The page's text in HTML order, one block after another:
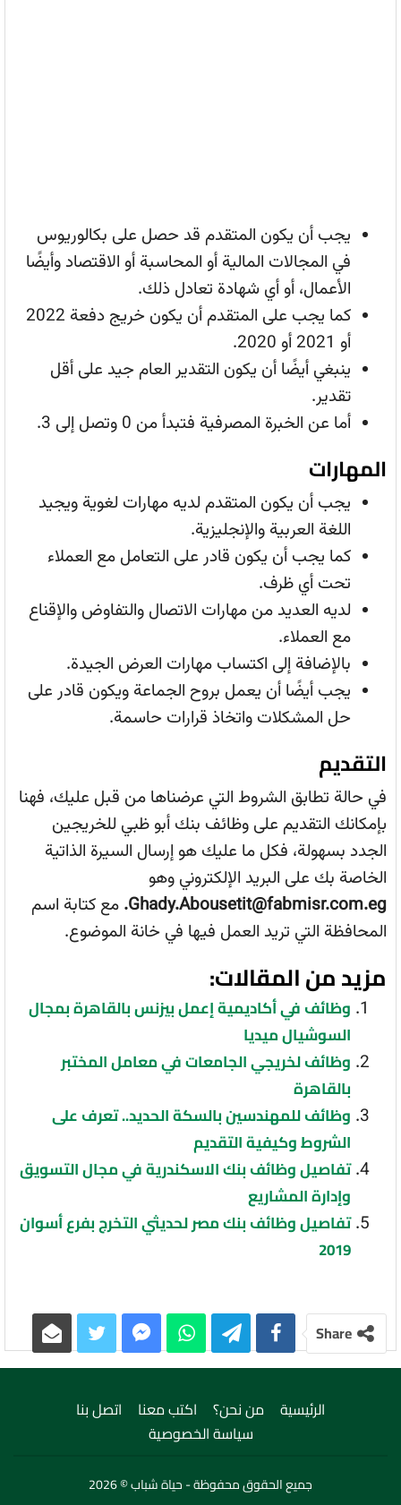
يجب أن يكون المتقدم قد حصل على بكالوريوس
في المجالات المالية أو المحاسبة أو الاقتصاد وأيضًا
الأعمال، أو أي شهادة تعادل ذلك.
كما يجب على المتقدم أن يكون خريج دفعة 2022
أو 2021 أو 2020.
ينبغي أيضًا أن يكون التقدير العام جيد على أقل
تقدير.
أما عن الخبرة المصرفية فتبدأ من 0 وتصل إلى 3.
المهارات
يجب أن يكون المتقدم لديه مهارات لغوية ويجيد
اللغة العربية والإنجليزية.
كما يجب أن يكون قادر على التعامل مع العملاء
تحت أي ظرف.
لديه العديد من مهارات الاتصال والتفاوض والإقناع
مع العملاء.
بالإضافة إلى اكتساب مهارات العرض الجيدة.
يجب أيضًا أن يعمل بروح الجماعة ويكون قادر على
حل المشكلات واتخاذ قرارات حاسمة.
التقديم
في حالة تطابق الشروط التي عرضناها من قبل عليك، فهنا
بإمكانك التقديم على وظائف بنك أبو ظبي للخريجين
الجدد بسهولة، فكل ما عليك هو إرسال السيرة الذاتية
الخاصة بك على البريد الإلكتروني وهو
Ghady.Abousetit@fabmisr.com.eg. مع كتابة اسم
المحافظة التي تريد العمل فيها في خانة الموضوع.
مزيد من المقالات:
وظائف في أكاديمية إعمل بيزنس بالقاهرة بمجال
السوشيال ميديا
وظائف لخريجي الجامعات في معامل المختبر
بالقاهرة
وظائف للمهندسين بالسكة الحديد.. تعرف على
الشروط وكيفية التقديم
تفاصيل وظائف بنك الاسكندرية في مجال التسويق
وإدارة المشاريع
تفاصيل وظائف بنك مصر لحديثي التخرج بفرع أسوان
2019
Share
الرئيسية من نحن؟ اكتب معنا
اتصل بنا
سياسة الخصوصية
جميع الحقوق محفوظة - حياة شباب © 2026